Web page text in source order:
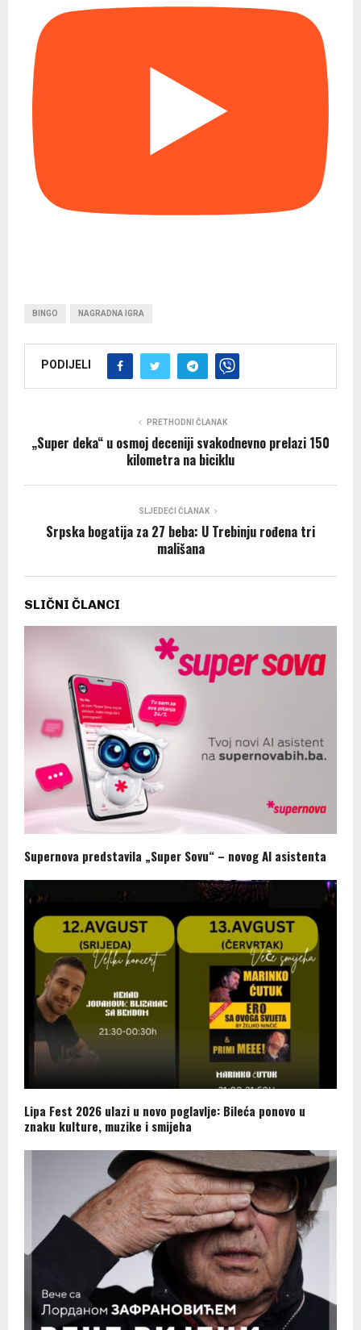
BINGO NAGRADNA IGRA
PODIJELI
PRETHODNI ČLANAK
„Super deka“ u osmoj deceniji svakodnevno prelazi 150
kilometra na biciklu
SLJEDEĆI ČLANAK
Srpska bogatija za 27 beba: U Trebinju rođena tri
mališana
SLIČNI ČLANCI
Supernova predstavila „Super Sovu“ – novog AI asistenta
Lipa Fest 2026 ulazi u novo poglavlje: Bileća ponovo u
znaku kulture, muzike i smijeha